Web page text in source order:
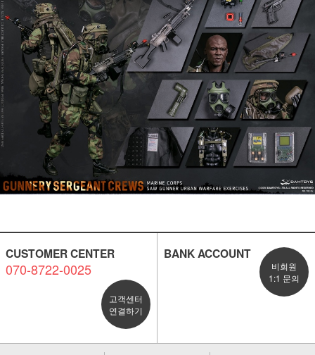
CUSTOMER CENTER
070-8722-0025
고객센터
연결하기
BANK ACCOUNT
비회원
1:1 문의